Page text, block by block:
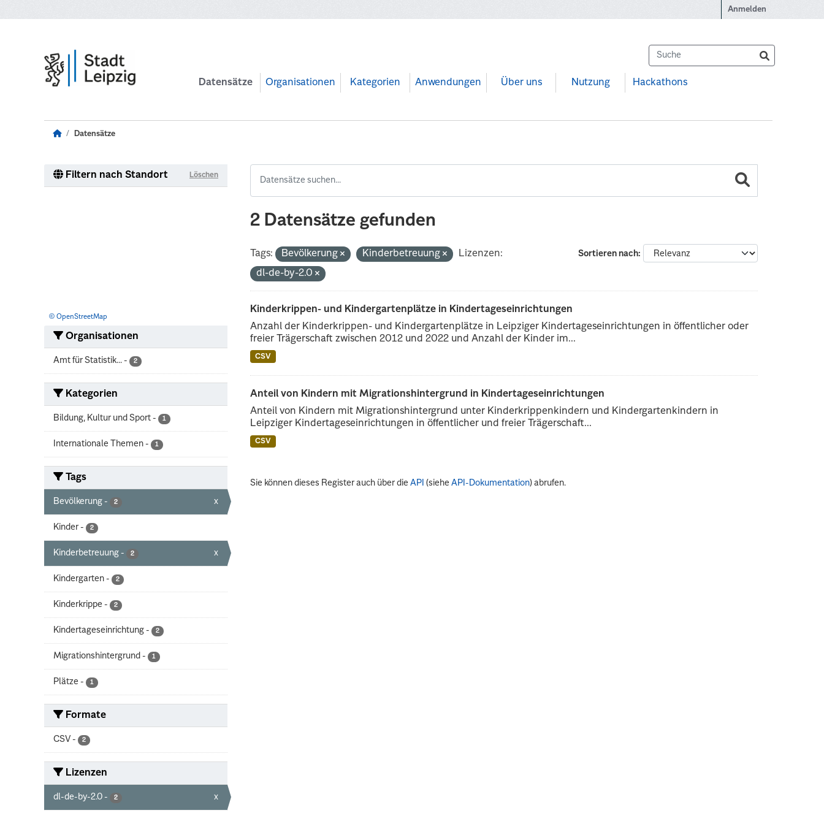
Anmelden
Datensätze Organisationen Kategorien Anwendungen Über uns Nutzung Hackathons
Datensätze
Filtern nach Standort Löschen
© OpenStreetMap
Organisationen
Amt für Statistik... - 2
Kategorien
Bildung, Kultur und Sport - 1
Internationale Themen - 1
Tags
Bevölkerung - 2 x
Kinder - 2
Kinderbetreuung - 2 x
Kindergarten - 2
Kinderkrippe - 2
Kindertageseinrichtung - 2
Migrationshintergrund - 1
Plätze - 1
Formate
CSV - 2
Lizenzen
dl-de-by-2.0 - 2 x
2 Datensätze gefunden
Sortieren nach
Tags: Bevölkerung Kinderbetreuung
Lizenzen:
dl-de-by-2.0
Kinderkrippen- und Kindergartenplätze in Kindertageseinrichtungen
Anzahl der Kinderkrippen- und Kindergartenplätze in Leipziger Kindertageseinrichtungen in öffentlicher oder
freier Trägerschaft zwischen 2012 und 2022 und Anzahl der Kinder im...
CSV
Anteil von Kindern mit Migrationshintergrund in Kindertageseinrichtungen
Anteil von Kindern mit Migrationshintergrund unter Kinderkrippenkindern und Kindergartenkindern in
Leipziger Kindertageseinrichtungen in öffentlicher und freier Trägerschaft...
CSV
Sie können dieses Register auch über dieAPI (sieheAPI-Dokumentation) abrufen.